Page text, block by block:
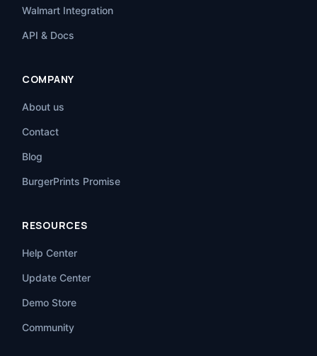
Walmart Integration
API & Docs
COMPANY
About us
Contact
Blog
BurgerPrints Promise
RESOURCES
Help Center
Update Center
Demo Store
Community